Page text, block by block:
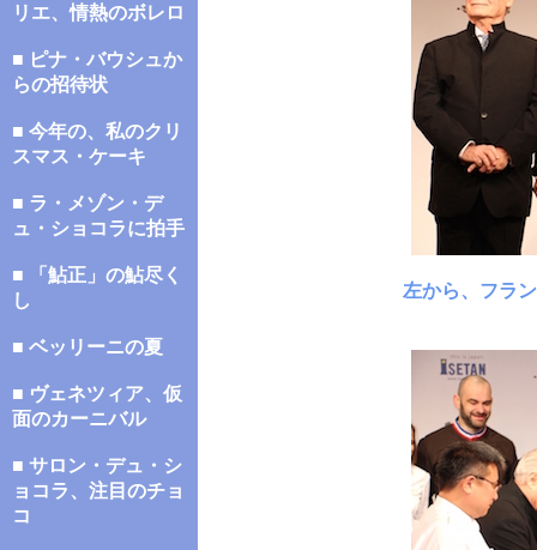
リエ、情熱のボレロ
■ ピナ・バウシュか
らの招待状
■ 今年の、私のクリ
スマス・ケーキ
■ ラ・メゾン・デ
ュ・ショコラに拍手
■ 「鮎正」の鮎尽く
し
■ ベッリーニの夏
■ ヴェネツィア、仮
面のカーニバル
■ サロン・デュ・シ
ョコラ、注目のチョ
コ
左から、フラ